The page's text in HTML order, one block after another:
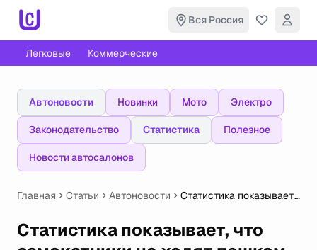
Вся Россия
Легковые Коммерческие
Автоновости Новинки Мото Электро
Законодательство Статистика Полезное
Новости автосалонов
Главная Статьи Автоновости
Статистика показывает,
ходят пешком через
пешеходные переходы
Статистика показывает, что